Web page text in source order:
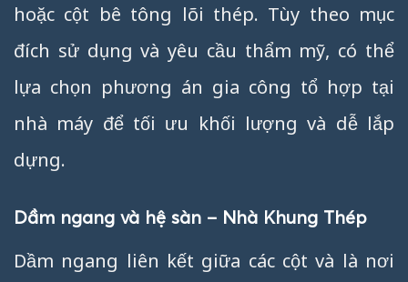
hoặc cột bê tông lõi thép. Tùy theo mục
đích sử dụng và yêu cầu thẩm mỹ, có thể
lựa chọn phương án gia công tổ hợp tại
nhà máy để tối ưu khối lượng và dễ lắp
dựng.
Dầm ngang và hệ sàn – Nhà Khung Thép
Dầm ngang liên kết giữa các cột và là nơi